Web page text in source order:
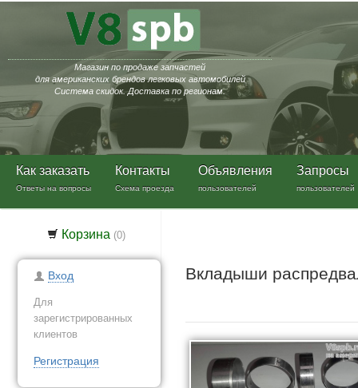
Магазин по продаже запчастей
для американских брендов легковых автомобилей
Система скидок. Доставка по регионам.
Как заказать
Ответы на вопросы
Контакты
Схема проезда
Объявления
пользователей
Запросы
пользователей
Корзина (0)
Вход
Для
зарегистрированных
клиентов
Регистрация
Вкладыши